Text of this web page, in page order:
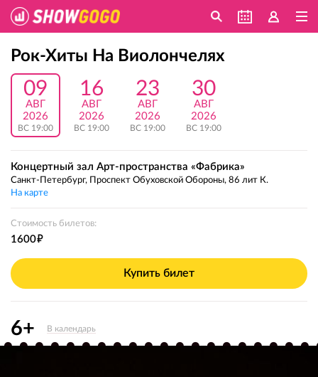
Рок-Хиты На Виолончелях
09
АВГ
2026
ВС 19:00
16
АВГ
2026
ВС 19:00
23
АВГ
2026
ВС 19:00
30
АВГ
2026
ВС 19:00
Концертный зал Арт-пространства «Фабрика»
Санкт-Петербург, Проспект Обуховской Обороны, 86 лит К.
На карте
Стоимость билетов:
1600е
Купить билет
6+ В календарь